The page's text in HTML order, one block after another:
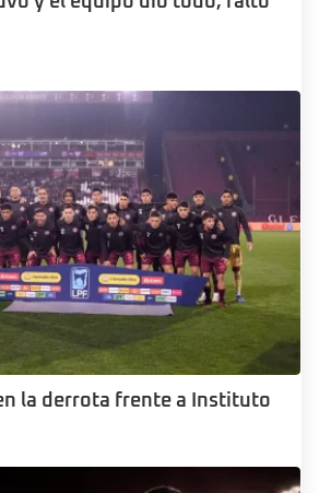
la derrota frente a Instituto